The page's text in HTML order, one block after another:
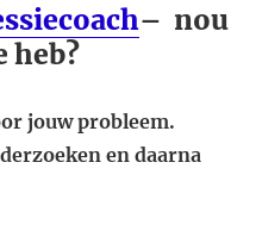
– nou
heb?
jouw probleem.
en daarna